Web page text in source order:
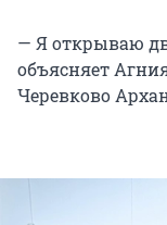
— Я открываю
объясняет
Черевково